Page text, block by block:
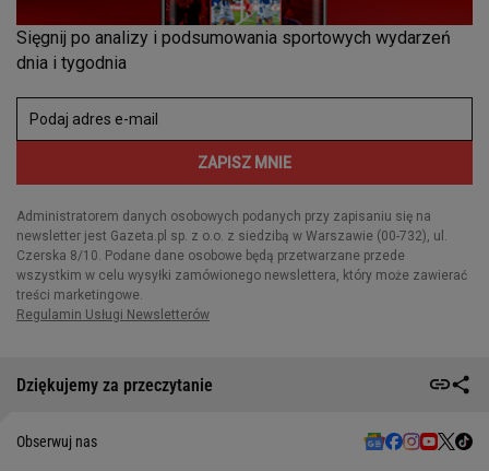
Dziękujemy za przeczytanie
Obserwuj nas